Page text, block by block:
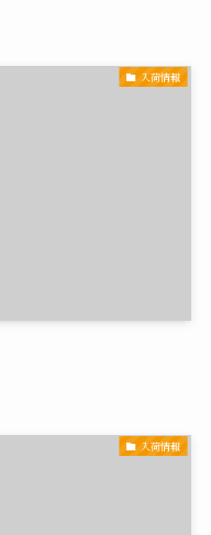
入荷情報
入荷情報